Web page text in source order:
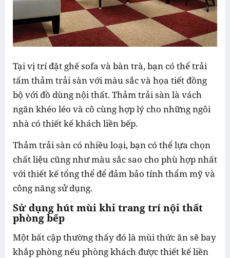
Tại vị trí đặt ghế sofa và bàn trà, bạn có thể trải
tấm thảm trải sàn với màu sắc và họa tiết đồng
bộ với đồ dùng nội thất. Thảm trải sàn là vách
ngăn khéo léo và cô cùng hợp lý cho những ngôi
nhà có thiết kế khách liền bếp.
Thảm trải sàn có nhiều loại, bạn có thể lựa chọn
chất liệu cũng như màu sắc sao cho phù hợp nhất
với thiết kế tổng thể để đảm bảo tính thẩm mỹ và
công năng sử dụng.
Sử dụng hút mùi khi trang trí nội thất
phòng bếp
Một bất cập thường thấy đó là mùi thức ăn sẽ bay
khắp phòng nếu phòng khách được thiết kế liền